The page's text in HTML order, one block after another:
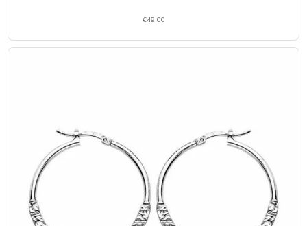
€49,00